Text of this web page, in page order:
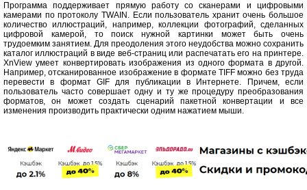
Программа поддерживает прямую работу со сканерами и цифровыми
камерами по протоколу TWAIN. Если пользователь хранит очень большое
количество иллюстраций, например, коллекции фотографий, сделанных
цифровой камерой, то поиск нужной картинки может быть очень
трудоемким занятием. Для преодоления этого неудобства можно сохранить
каталог иллюстраций в виде веб-страниц или распечатать его на принтере.
XnView умеет конвертировать изображения из одного формата в другой.
Например, отсканированное изображение в формате TIFF можно без труда
перевести в формат GIF для публикации в Интернете. Причем, если
пользователь часто совершает одну и ту же процедуру преобразования
форматов, он может создать сценарий пакетной конвертации и все
изменения производить практически одним нажатием мыши.